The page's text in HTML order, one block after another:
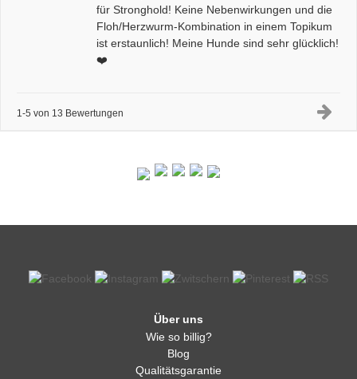
für Stronghold! Keine Nebenwirkungen und die
Floh/Herzwurm-Kombination in einem Topikum
ist erstaunlich! Meine Hunde sind sehr glücklich!
❤️
1-5 von 13 Bewertungen
Über uns
Wie so billig?
Blog
Qualitätsgarantie